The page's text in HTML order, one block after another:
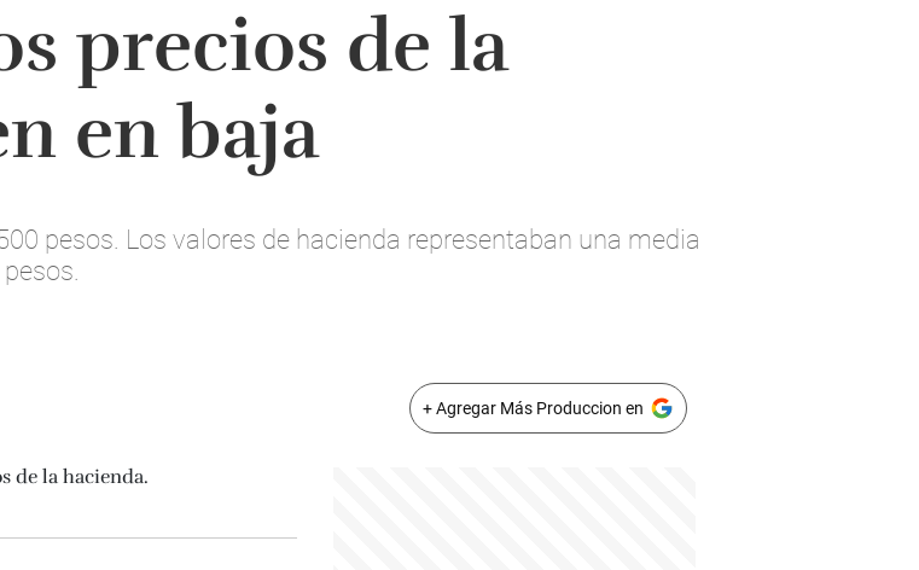
precios de la
en baja
pesos. Los valores de hacienda representaban una media
+ Agregar Más Produccion en